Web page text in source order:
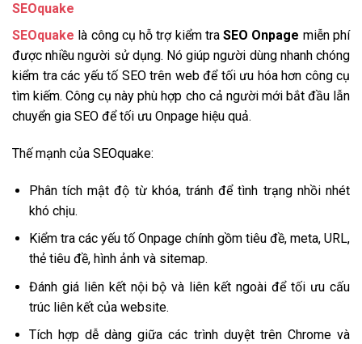
SEOquake
SEOquake là công cụ hỗ trợ kiểm traSEO Onpage miễn phí
được nhiều người sử dụng. Nó giúp người dùng nhanh chóng
kiểm tra các yếu tố SEO trên web để tối ưu hóa hơn công cụ
tìm kiếm. Công cụ này phù hợp cho cả người mới bắt đầu lẫn
chuyển gia SEO để tối ưu Onpage hiệu quả.
Thế mạnh của SEOquake:
Phân tích mật độ từ khóa, tránh để tình trạng nhồi nhét
khó chịu.
Kiểm tra các yếu tố Onpage chính gồm tiêu đề, meta, URL,
thẻ tiêu đề, hình ảnh và sitemap.
Đánh giá liên kết nội bộ và liên kết ngoài để tối ưu cấu
trúc liên kết của website.
Tích hợp dễ dàng giữa các trình duyệt trên Chrome và